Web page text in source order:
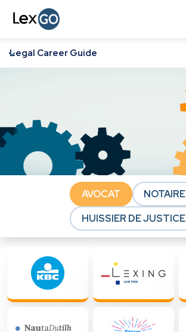
Legal Career Guide
AVOCAT
NOTAIRE
HUISSIER DE JUSTICE